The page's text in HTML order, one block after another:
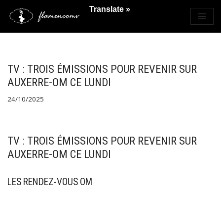
Saltar
TV : TROIS ÉMISSIONS POUR REVENIR SUR
AUXERRE-OM CE LUNDI
24/10/2025
TV : TROIS ÉMISSIONS POUR REVENIR SUR
AUXERRE-OM CE LUNDI
LES RENDEZ-VOUS OM
Translate »